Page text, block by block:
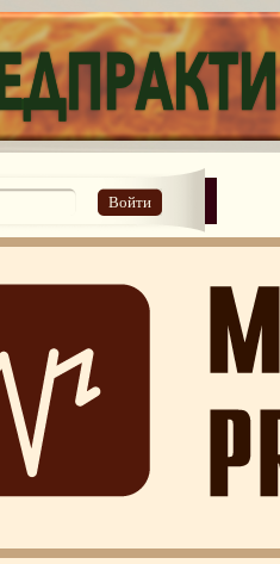
Войти
акты и проекты №1 2010
акты и проекты №2 2010
акты и проекты № 5 2010